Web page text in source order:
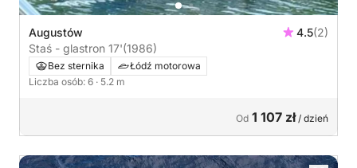
Augustów 4.5(2)
Staś - glastron 17'(1986)
Bez sternika
Łódź motorowa
Liczba osób: 6 · 5.2 m
Od 1 107 zł/ dzień